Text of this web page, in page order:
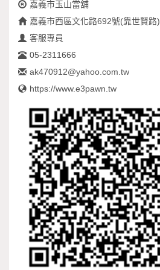
嘉義市玉山當舖
嘉義市西區文化路692號(靠世賢路)
客服專員
05-2311666
ak470912@yahoo.com.tw
https://www.e3pawn.tw